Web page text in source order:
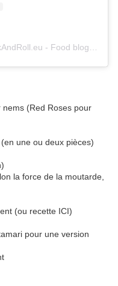
Une publication partagée par CookAndRoll.eu - Food blog (@gregcookandroll)
(Red Roses pour
une ou deux pièces)
la force de la moutarde,
(ou recette ICI)
pour une version